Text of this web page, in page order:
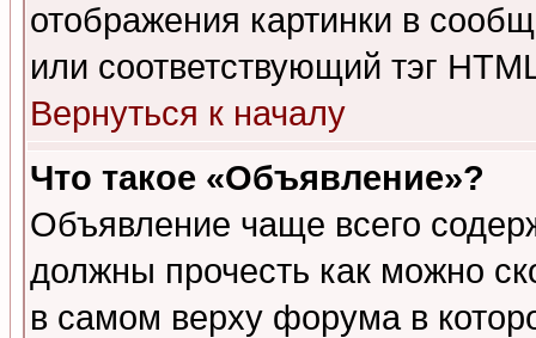
отображения картинки в
или соответствующий тэг
Вернуться к началу
Что такое «Объявление»?
Объявление чаще всего
должны прочесть как можно
в самом верху форума в